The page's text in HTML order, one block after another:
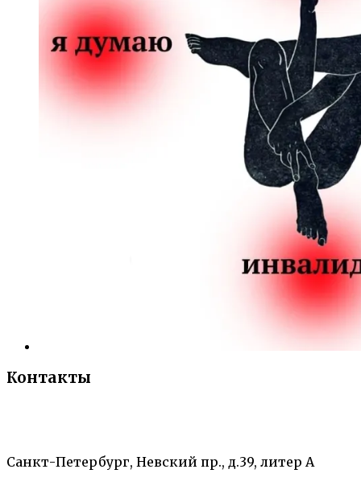
Контакты
Санкт-Петербург, Невский пр., д.39, литер А